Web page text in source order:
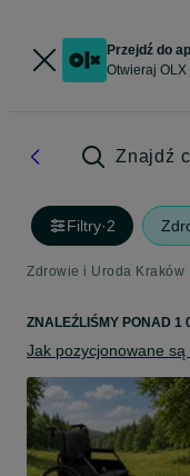
Przejdź do
Otwieraj
Znajdź
Filtry·2
Zdrowie i Uroda Kraków
ZNALEŹLIŚMY PONAD 1
Jak pozycjonowane są